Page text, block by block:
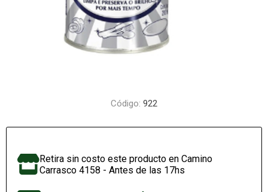
Código: 922
Retira sin costo este producto en Camino
Carrasco 4158 - Antes de las 17hs